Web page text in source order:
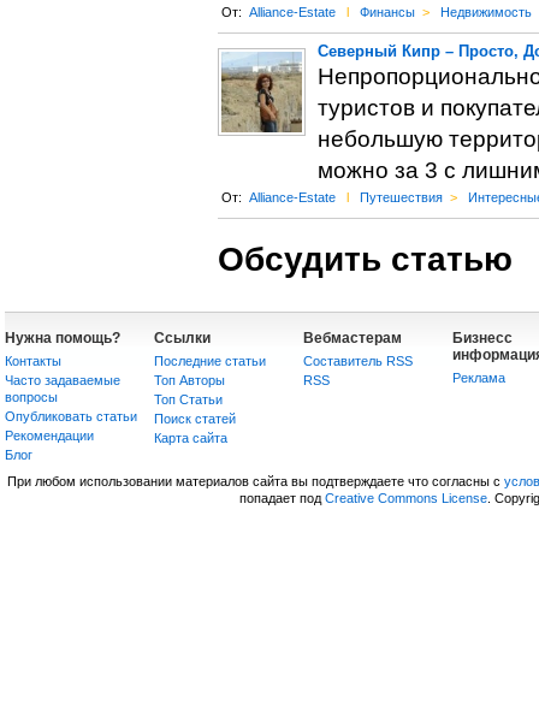
От: Alliance-Estate l Финансы > Недвижимость
Северный Кипр – Просто,
туристов и
небольшую
можно за 3 с
От: Alliance-Estate l Путешествия >
Обсудить статью
Нужна помощь?
Контакты
Часто задаваемые
вопросы
Опубликовать статьи
Рекомендации
Блог
Ссылки
Последние статьи
Топ Авторы
Топ Статьи
Поиск статей
Карта сайта
Вебмастерам
Составитель RSS
RSS
Бизнесс
Реклама
При любом использовании материалов сайта вы подтверждаете что согласны с
попадает под Creative Commons License.